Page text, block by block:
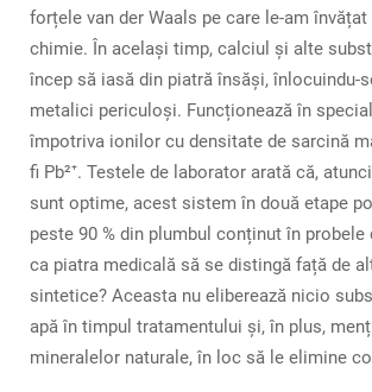
forțele van der Waals pe care le-am
chimie. În același timp, calciul și alte
încep să iasă din piatră însăși, înlocuindu-
metalici periculoși. Funcționează în
împotriva ionilor cu densitate de sarcină
fi Pb²⁺. Testele de laborator arată că,
sunt optime, acest sistem în două etape
peste 90 % din plumbul conținut în probele
ca piatra medicală să se distingă față de
sintetice? Aceasta nu eliberează nicio
apă în timpul tratamentului și, în plus,
mineralelor naturale, în loc să le elimine